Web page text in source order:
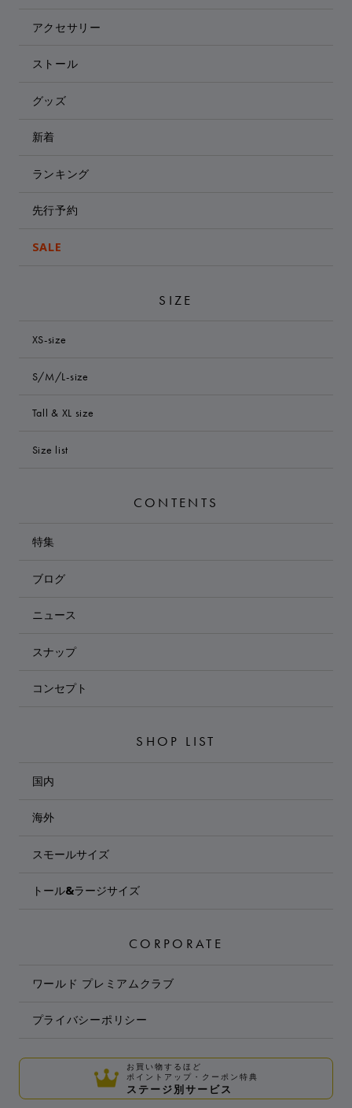
アクセサリー
ストール
グッズ
新着
ランキング
先行予約
SALE
SIZE
XS-size
S/M/L-size
Tall & XL size
Size list
CONTENTS
特集
ブログ
ニュース
スナップ
コンセプト
SHOP LIST
国内
海外
スモールサイズ
トール&ラージサイズ
CORPORATE
ワールド プレミアムクラブ
プライバシーポリシー
お買い物するほど
ポイントアップ・クーポン特典
ステージ別サービス